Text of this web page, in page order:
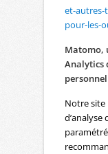
et-autres-
pour-les-
Matomo,
Analytics
Notre
d’analyse